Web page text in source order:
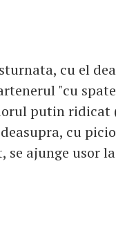
cu el
"cu
putin
cu
se ajunge usor